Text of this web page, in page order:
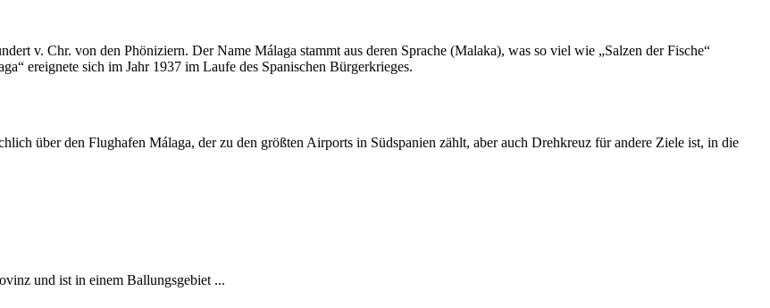
v. Chr. von den Phöniziern. Der Name Málaga stammt aus deren Sprache (Malaka), was so viel wie „Salzen der Fische“
ereignete sich im Jahr 1937 im Laufe des Spanischen Bürgerkrieges.
über den Flughafen Málaga, der zu den größten Airports in Südspanien zählt, aber auch Drehkreuz für andere Ziele ist, in die
und ist in einem Ballungsgebiet ...